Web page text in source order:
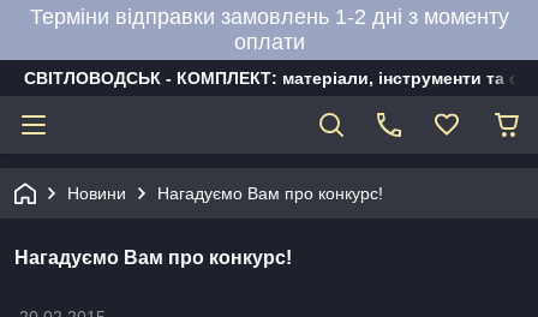
Терміни відправки замовлень 1-2 дні з моменту
оплати
СВІТЛОВОДСЬК - КОМПЛЕКТ: матеріали, інструменти та
Новини Нагадуємо Вам про конкурс!
Нагадуємо Вам про конкурс!